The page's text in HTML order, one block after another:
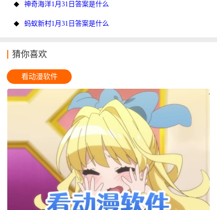
神奇海洋1月31日答案是什么
蚂蚁新村1月31日答案是什么
猜你喜欢
看动漫软件